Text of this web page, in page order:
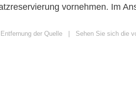
vornehmen. Im
der Quelle Sehen Sie sich die